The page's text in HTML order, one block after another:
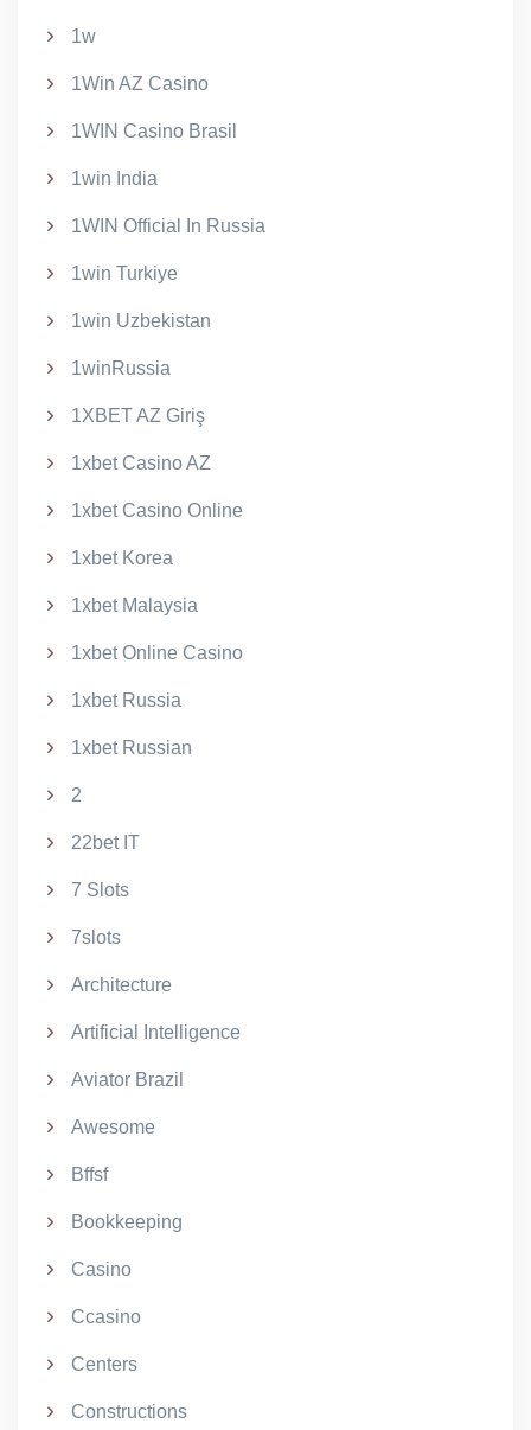
1w
1Win AZ Casino
1WIN Casino Brasil
1win India
1WIN Official In Russia
1win Turkiye
1win Uzbekistan
1winRussia
1XBET AZ Giriş
1xbet Casino AZ
1xbet Casino Online
1xbet Korea
1xbet Malaysia
1xbet Online Casino
1xbet Russia
1xbet Russian
2
22bet IT
7 Slots
7slots
Architecture
Artificial Intelligence
Aviator Brazil
Awesome
Bffsf
Bookkeeping
Casino
Ccasino
Centers
Constructions